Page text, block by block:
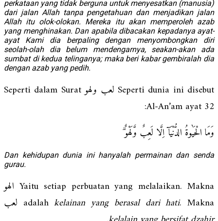
perkataan yang tidak berguna untuk menyesatkan (manusia)
dari jalan Allah tanpa pengetahuan dan menjadikan jalan
Allah itu olok-olokan. Mereka itu akan memperoleh azab
yang menghinakan. Dan apabila dibacakan kepadanya ayat-
ayat Kami dia berpaling dengan menyombongkan diri
seolah-olah dia belum mendengarnya, seakan-akan ada
sumbat di kedua telinganya; maka beri kabar gembiralah dia
dengan azab yang pedih.
Seperti dunia ini disebut لعب ولهو Seperti dalam Surat
Al-An’am ayat 32:
وَمَا الْحَيٰوةُ الدُّنْيَآ اِلَّا لَعِبٌ وَّلَهْوٌ ۗ
Dan kehidupan dunia ini hanyalah permainan dan senda
gurau.
Yaitu setiap perbuatan yang melalaikan. Makna الهو
adalahkelainan yang berasal dari hati. Makna لعب